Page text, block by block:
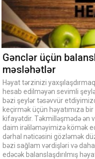
Gənclər üçün
məsləhətlər
Həyat tərzinizi
hesab edilməyən sevimli
bəzi şeylər təsəvvür
keçirmək üçün həyatımıza
kifayətdir. Təkmilləşmədə ən
daim irəliləməyimizə kömək
dərhal nəticəsini gözləmək
bəzi sağlam vərdişləri və
edəcək balanslaşdırılmış